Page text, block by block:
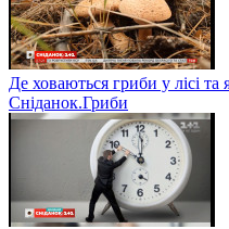
Де ховаються гриби у лісі
Сніданок.Гриби